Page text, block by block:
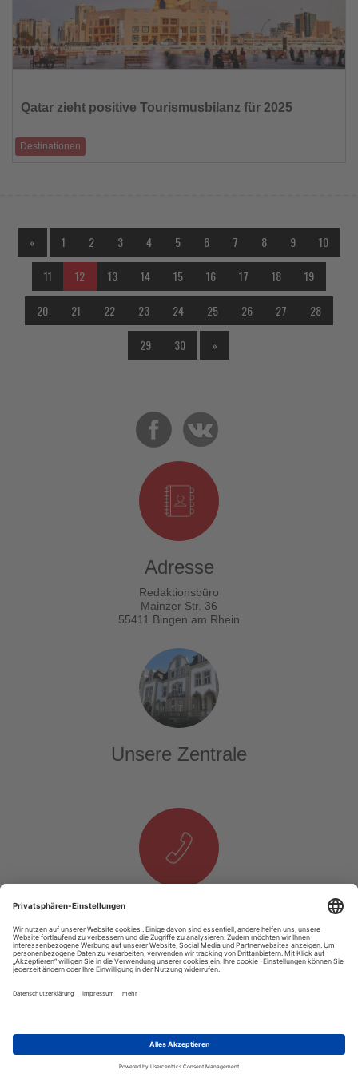
die
Nachrichten
Qatar zieht positive Tourismusbilanz für 2025
Destinationen
« 1 2 3 4 5 6 7 8 9 10
11 12 13 14 15 16 17 18 19
20 21 22 23 24 25 26 27 28
29 30 »
Adresse
Redaktionsbüro
Mainzer Str. 36
55411 Bingen am Rhein
Unsere Zentrale
Telefon & E-Mail
T. +49 1525 937 14 25
E.info@tourexpi.com
Copyright 2020 Tourexpi.com - Alle Rechte Vorbehalten
Podcast
Video RSS